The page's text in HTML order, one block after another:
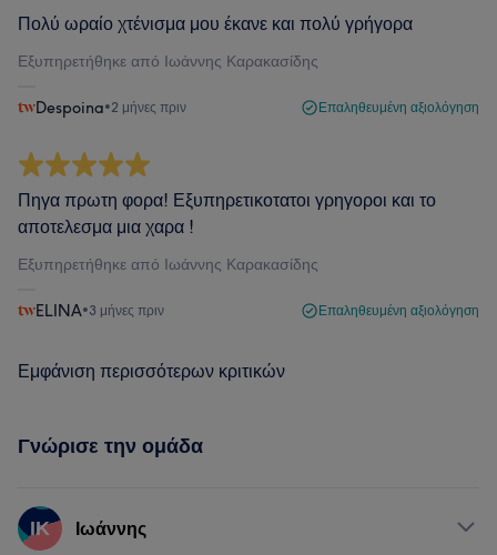
Πολύ ωραίο χτένισμα μου έκανε και πολύ γρήγορα
Εξυπηρετήθηκε από Ιωάννης Καρακασίδης
Despoina•2 μήνες πριν Επαληθευμένη αξιολόγηση
Πηγα πρωτη φορα! Εξυπηρετικοτατοι γρηγοροι και το
αποτελεσμα μια χαρα !
Εξυπηρετήθηκε από Ιωάννης Καρακασίδης
ELINA•3 μήνες πριν Επαληθευμένη αξιολόγηση
Εμφάνιση περισσότερων κριτικών
Γνώρισε την ομάδα
ΙΚ Ιωάννης